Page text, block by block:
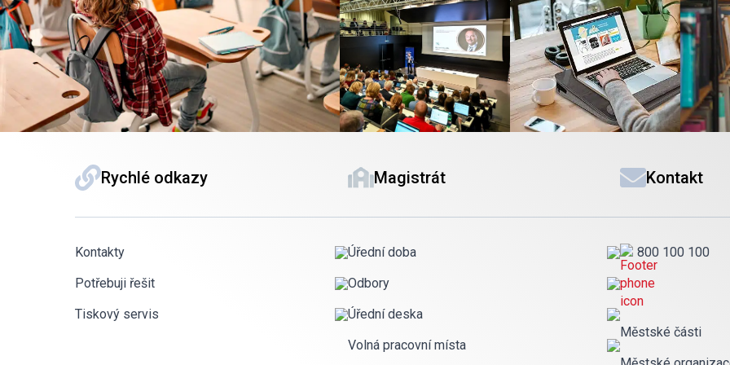
Rychlé odkazy
Kontakty
Potřebuji řešit
Tiskový servis
Magistrát
Úřední doba
Odbory
Úřední deska
Volná pracovní místa
Kontakt
800 100 100
Městské části